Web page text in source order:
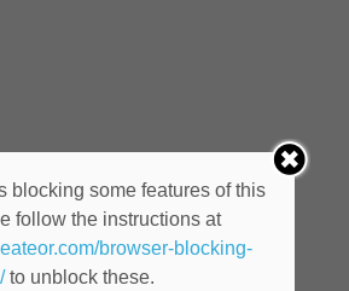
blocking some features of this
follow the instructions at
browser-blocking-
to unblock these.